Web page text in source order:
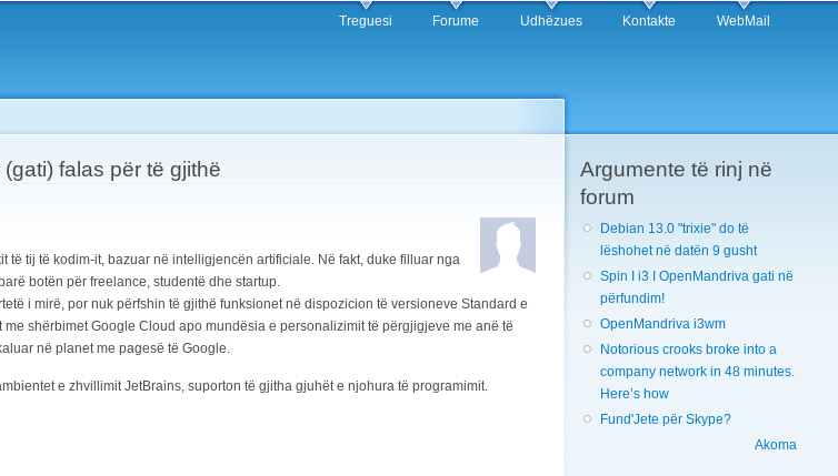
Treguesi Forume Udhëzues Kontakte WebMail
falas për të gjithë
tij të kodim-it, bazuar në intelligjencën artificiale. Në fakt, duke filluar nga
botën për freelance, studentë dhe startup.
i mirë, por nuk përfshin të gjithë funksionet në dispozicion të versioneve Standard e
shërbimet Google Cloud apo mundësia e personalizimit të përgjigjeve me anë të
në planet me pagesë të Google.
e zhvillimit JetBrains, suporton të gjitha gjuhët e njohura të programimit.
Argumente të rinj në
forum
Debian 13.0 "trixie" do të
lëshohet në datën 9 gusht
Spin I i3 I OpenMandriva gati në
përfundim!
OpenMandriva i3wm
Notorious crooks broke into a
company network in 48 minutes.
Here’s how
Fund'Jete për Skype?
Akoma